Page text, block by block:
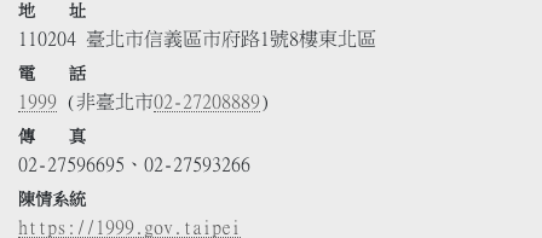
地 址
110204 臺北市信義區市府路1號8樓東北區
電 話
1999 (非臺北市02-27208889)
傳 真
02-27596695、02-27593266
陳情系統
https://1999.gov.taipei